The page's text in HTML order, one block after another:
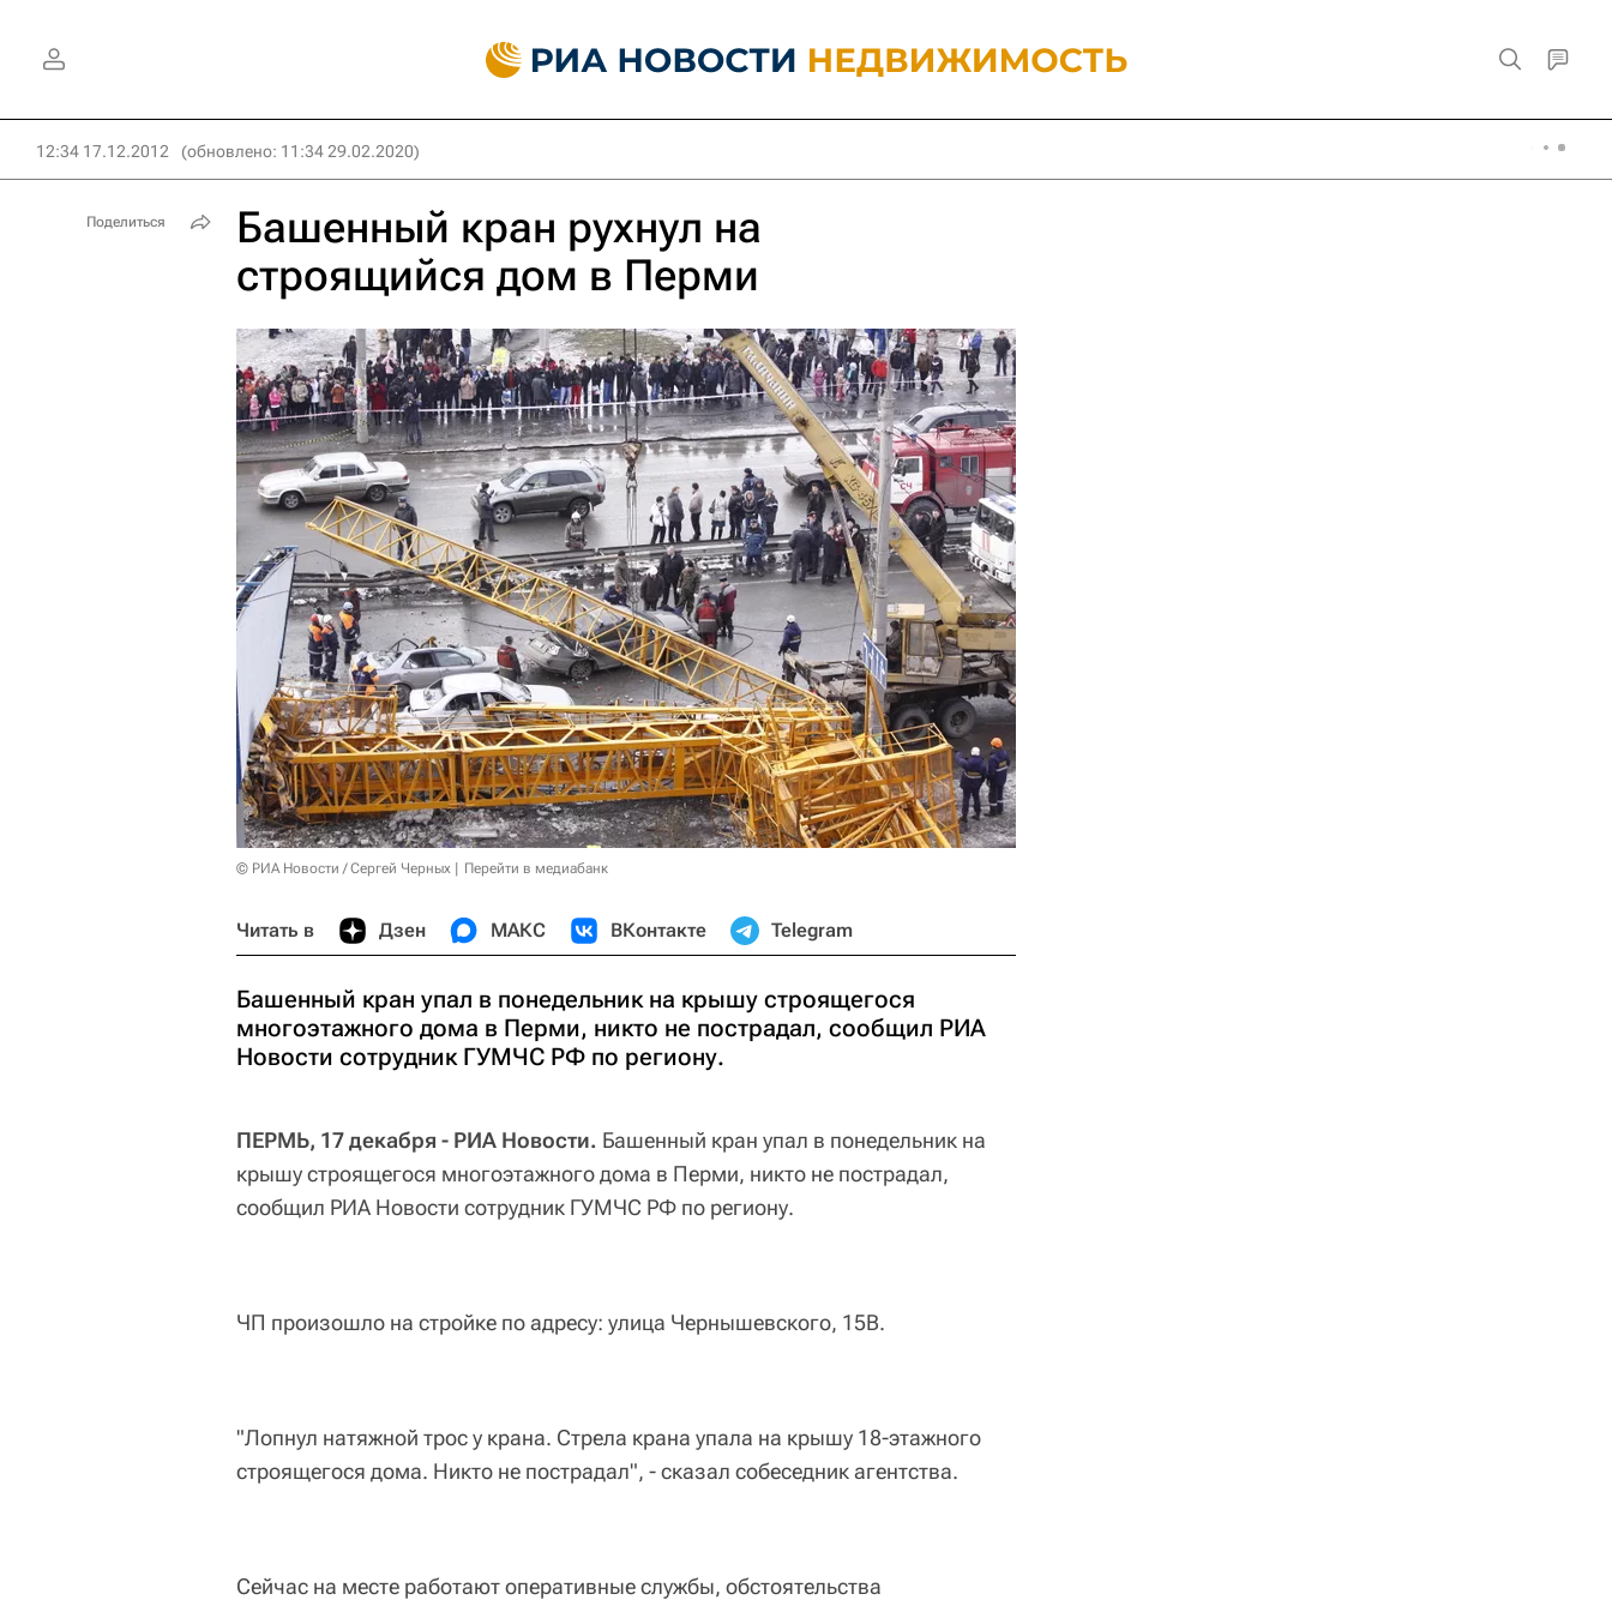
12:34 17.12.2012 (обновлено: 11:34 29.02.2020)
Башенный кран рухнул на
строящийся дом в Перми
© РИА Новости / Сергей Черных Перейти в медиабанк
Читать в Дзен МАКС ВКонтакте Telegram
Башенный кран упал в понедельник на крышу строящегося
многоэтажного дома в Перми, никто не пострадал, сообщил РИА
Новости сотрудник ГУМЧС РФ по региону.
ПЕРМЬ, 17 декабря - РИА Новости. Башенный кран упал в понедельник на
крышу строящегося многоэтажного дома в Перми, никто не пострадал,
сообщил РИА Новости сотрудник ГУМЧС РФ по региону.
ЧП произошло на стройке по адресу: улица Чернышевского, 15В.
"Лопнул натяжной трос у крана. Стрела крана упала на крышу 18-этажного
строящегося дома. Никто не пострадал", - сказал собеседник агентства.
Сейчас на месте работают оперативные службы, обстоятельства
Поделиться